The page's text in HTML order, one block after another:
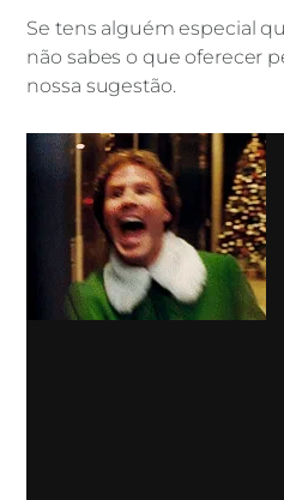
Se tens alguém especial
não sabes o que oferecer
nossa sugestão.